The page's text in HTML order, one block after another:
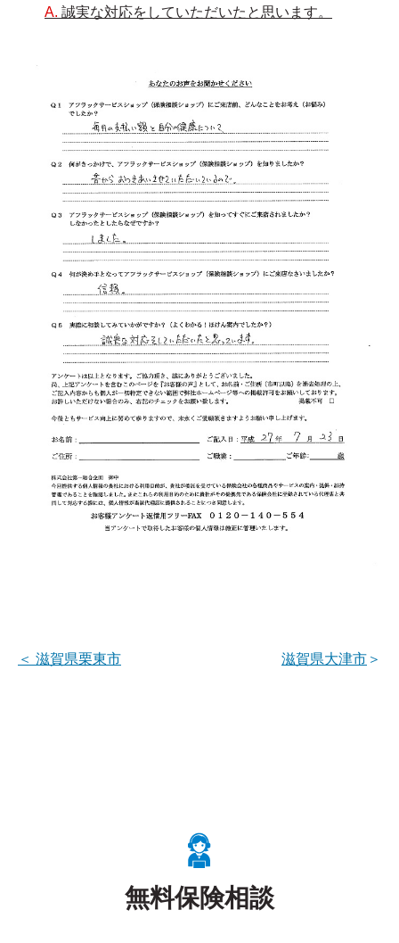
誠実な対応をしていただいたと思います。
＜ 滋賀県栗東市 ＞
滋賀県大津市
無料保険相談